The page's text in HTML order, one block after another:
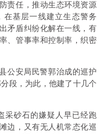
责任，推动生态环境资源
在基层一线建立生态警务
矛盾纠纷化解在一线，有
、管事率和控制率，织密
公安局民警郭治成的巡护
段，为此，他建了十几个
采砂石的嫌疑人早已经跑
边，又有无人机常态化巡